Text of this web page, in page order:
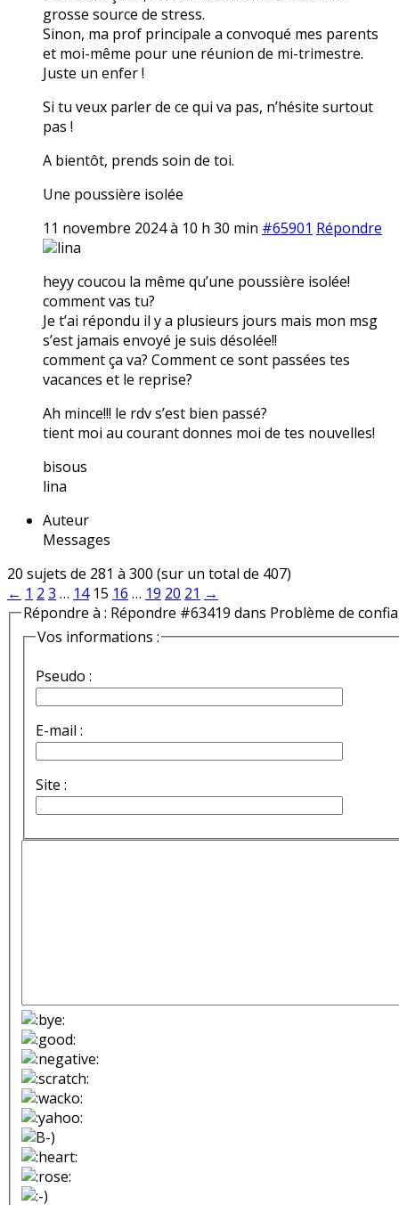
grosse source de stress.
Sinon, ma prof principale a convoqué mes parents
et moi-même pour une réunion de mi-trimestre.
Juste un enfer !
Si tu veux parler de ce qui va pas, n’hésite surtout
pas !
A bientôt, prends soin de toi.
Une poussière isolée
11 novembre 2024 à 10 h 30 min #65901 Répondre
lina
heyy coucou la même qu’une poussière isolée!
comment vas tu?
Je t’ai répondu il y a plusieurs jours mais mon msg
s’est jamais envoyé je suis désolée!!
comment ça va? Comment ce sont passées tes
vacances et le reprise?
Ah mince!!! le rdv s’est bien passé?
tient moi au courant donnes moi de tes nouvelles!
bisous
lina
Auteur
Messages
20 sujets de 281 à 300 (sur un total de 407)
← 1 2 3 … 14 15 16 … 19 20 21 →
Répondre à : Répondre #63419 dans Problème de
Vos informations :
Pseudo :
E-mail :
Site :